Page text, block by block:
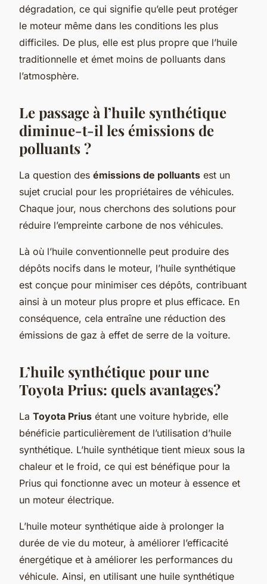
dégradation, ce qui signifie qu’elle peut protéger
le moteur même dans les conditions les plus
difficiles. De plus, elle est plus propre que l’huile
traditionnelle et émet moins de polluants dans
l’atmosphère.
Le passage à l’huile synthétique
diminue-t-il les émissions de
polluants ?
La question des émissions de polluants est un
sujet crucial pour les propriétaires de véhicules.
Chaque jour, nous cherchons des solutions pour
réduire l’empreinte carbone de nos véhicules.
Là où l’huile conventionnelle peut produire des
dépôts nocifs dans le moteur, l’huile synthétique
est conçue pour minimiser ces dépôts, contribuant
ainsi à un moteur plus propre et plus efficace. En
conséquence, cela entraîne une réduction des
émissions de gaz à effet de serre de la voiture.
L’huile synthétique pour une
Toyota Prius: quels avantages?
La Toyota Prius étant une voiture hybride, elle
bénéficie particulièrement de l’utilisation d’huile
synthétique. L’huile synthétique tient mieux sous la
chaleur et le froid, ce qui est bénéfique pour la
Prius qui fonctionne avec un moteur à essence et
un moteur électrique.
L’huile moteur synthétique aide à prolonger la
durée de vie du moteur, à améliorer l’efficacité
énergétique et à améliorer les performances du
véhicule. Ainsi, en utilisant une huile synthétique